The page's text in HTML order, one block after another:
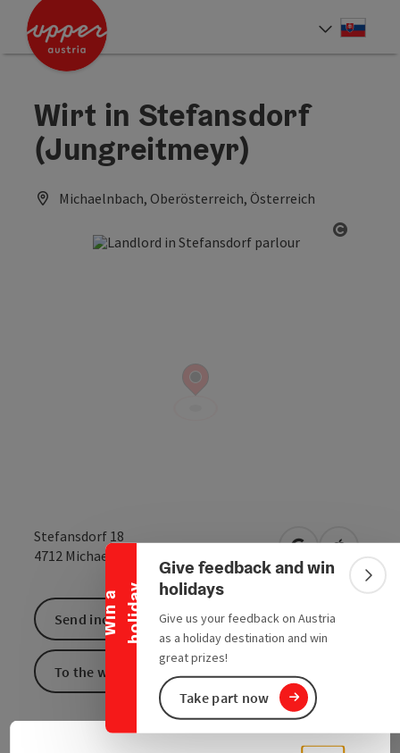
Accesskey
Accesskey
W
i
n
a
h
o
l
i
d
a y
Collapse banner
Give feedback and win
holidays
Give us your feedback on Austria
as a holiday destination and win
great prizes!
Take part now
Wirt in Stefansdorf
(Jungreitmeyr)
Michaelnbach, Oberösterreich, Österreich
Stefansdorf 18
4712 Michaelnbach open inOpen in
Send inquiry
To the website